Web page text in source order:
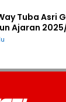
Tuba Asri
Ajaran